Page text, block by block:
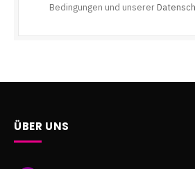
Bedingungen und unserer
ÜBER UNS